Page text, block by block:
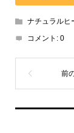
ナチュラルヒ
コメント: 0